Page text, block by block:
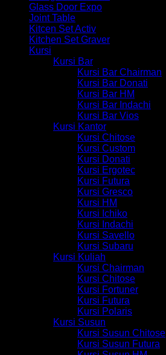
Glass Door Expo
Joint Table
Kitcen Set Activ
Kitchen Set Graver
Kursi
Kursi Bar
Kursi Bar Chairman
Kursi Bar Donati
Kursi Bar HM
Kursi Bar Indachi
Kursi Bar Vios
Kursi Kantor
Kursi Chitose
Kursi Custom
Kursi Donati
Kursi Ergotec
Kursi Futura
Kursi Gresco
Kursi HM
Kursi Ichiko
Kursi Indachi
Kursi Savello
Kursi Subaru
Kursi Kuliah
Kursi Chairman
Kursi Chitose
Kursi Fortuner
Kursi Futura
Kursi Polaris
Kursi Susun
Kursi Susun Chitose
Kursi Susun Futura